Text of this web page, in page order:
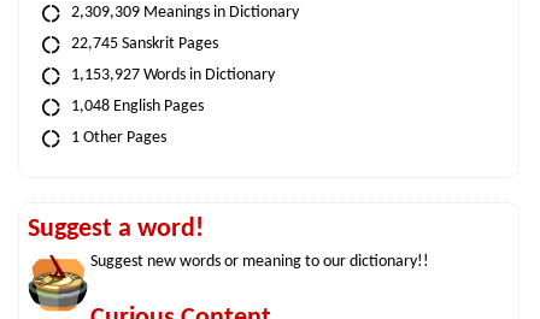
2,309,309 Meanings in Dictionary
22,745 Sanskrit Pages
1,153,927 Words in Dictionary
1,048 English Pages
1 Other Pages
Suggest a word!
Suggest new words or meaning to our dictionary!!